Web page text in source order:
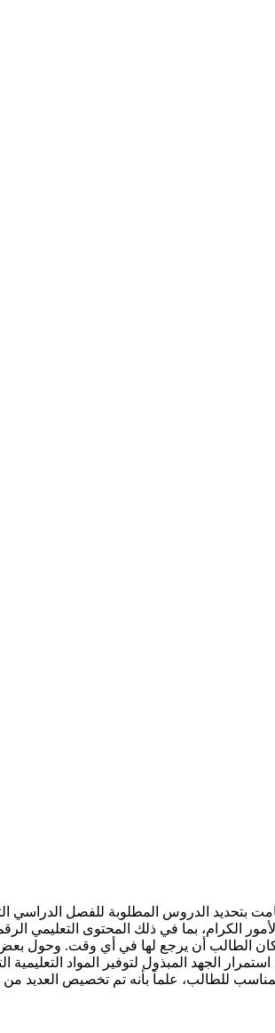
بتحديد الدروس المطلوبة للفصل الدراسي
الكرام، بما في ذلك المحتوى
هذه الدروس يتم وضعها وتحميلها على 14 قناة يوتيوب بإمكان
الجهد المبذول لتوفير المواد التعليمية
للطالب، علماً بأنه تم تخصيص العديد